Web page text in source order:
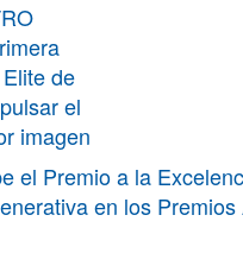
de
el
imagen
el Premio a la
en los Premios